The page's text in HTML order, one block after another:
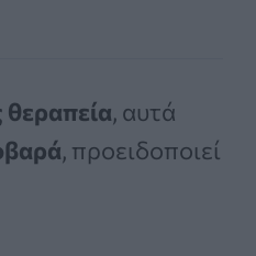
, αυτά
, προειδοποιεί